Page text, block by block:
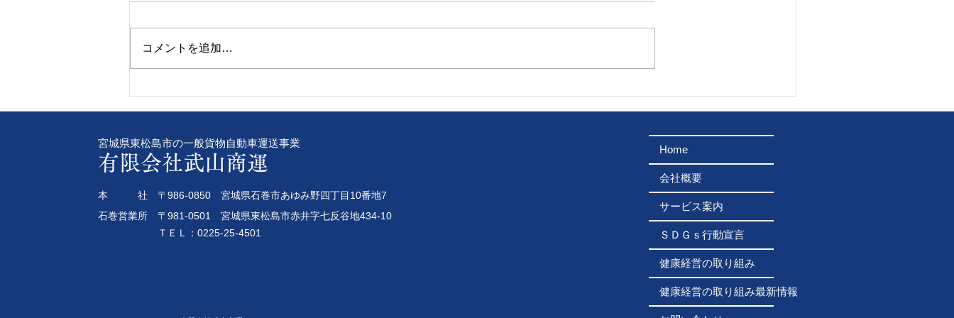
令和8年8年4日 女性専用ア
令和8年8月4日 7月に受診し
令和8年8月2日 石巻川開き
供しました！
コメントを追加…
宮城県東松島市の一般貨物自動車運送事業
有限会社武山商運
本 社 〒986-0850 宮城県石巻市あゆみ野四丁目10番地7
石巻営業所 〒981-0501 宮城県東松島市赤井字七反谷地434-10
ＴＥＬ：0225-25-4501
Home
会社概要
サービス案内
ＳＤＧｓ行動宣言
健康経営の取り組み
健康経営の取り組み最新情報